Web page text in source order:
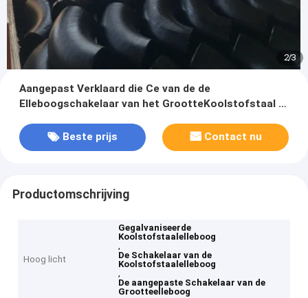
2/3
Aangepast Verklaard die Ce van de de
Elleboogschakelaar van het GrootteKoolstofstaal in
Beste prijs
Contact nu
Productomschrijving
Hoog licht
Gegalvaniseerde
Koolstofstaalelleboog
,
De Schakelaar van de
Koolstofstaalelleboog
,
De aangepaste Schakelaar van de
Grootteelleboog